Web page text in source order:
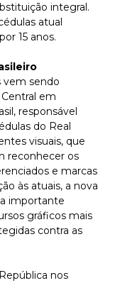
integral.
atual
15 anos.
vem sendo
em
responsável
do Real
visuais, que
reconhecer os
e marcas
às atuais, a nova
importante
gráficos mais
contra as
nos